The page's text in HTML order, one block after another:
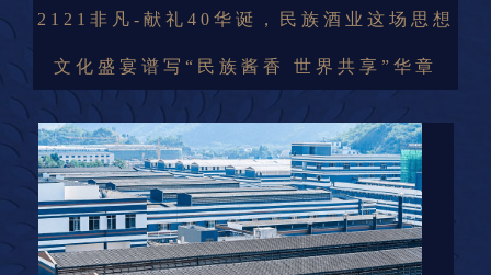
2121非凡-献礼40华诞，民族酒业这场思想
文化盛宴谱写“民族酱香 世界共享”华章